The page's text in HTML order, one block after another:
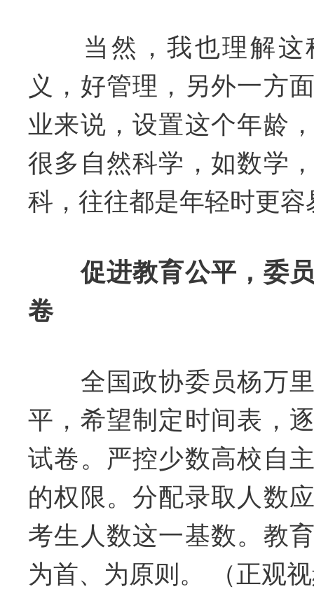
当然，我也理解这
义，好管理，另外一方
业来说，设置这个年龄
很多自然科学，如数学
科，往往都是年轻时更容
促进教育公平，委
卷
全国政协委员杨万里
平，希望制定时间表，
试卷。严控少数高校自
的权限。分配录取人数
考生人数这一基数。教
为首、为原则。 （正观